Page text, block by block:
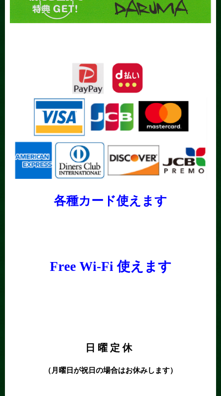
各種カード使えます
Free Wi-Fi 使えます
日 曜 定 休
（月曜日が祝日の場合はお休みします）